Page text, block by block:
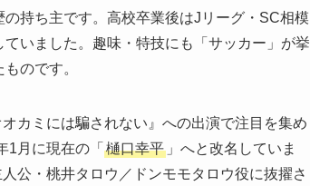
持ち主です。高校卒業後はJリーグ・SC相模
いました。趣味・特技にも「サッカー」が挙
のです。
カミには騙されない』への出演で注目を集め
1月に現在の「 樋口幸平 」へと改名していま
公・桃井タロウ／ドンモモタロウ役に抜擢さ